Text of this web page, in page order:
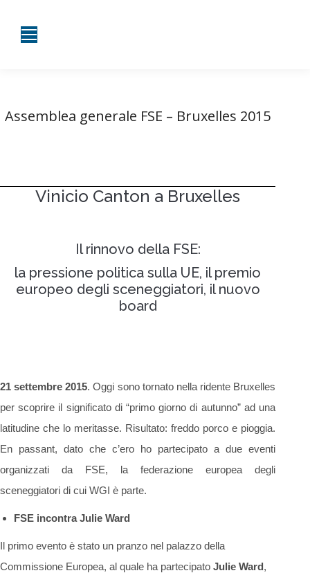
Assemblea generale FSE – Bruxelles 2015
Vinicio Canton a Bruxelles
Il rinnovo della FSE:
la pressione politica sulla UE, il premio
europeo degli sceneggiatori, il nuovo
board
21 settembre 2015. Oggi sono tornato nella ridente Bruxelles
per scoprire il significato di “primo giorno di autunno” ad una
latitudine che lo meritasse. Risultato: freddo porco e pioggia.
En passant, dato che c’ero ho partecipato a due eventi
organizzati da FSE, la federazione europea degli
sceneggiatori di cui WGI è parte.
FSE incontra Julie Ward
Il primo evento è stato un pranzo nel palazzo della
Commissione Europea, al quale ha partecipato Julie Ward,